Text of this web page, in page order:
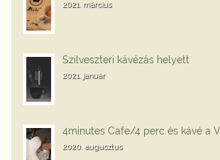
2021. március
Szilveszteri kávézás helyett
2021. január
4minutes Cafe/4 perc és kávé a
2020. augusztus